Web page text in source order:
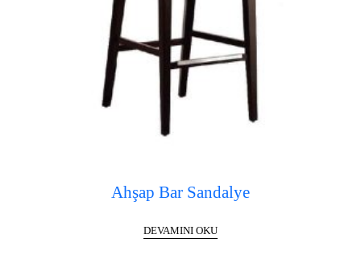
Ahşap Bar Sandalye
DEVAMINI OKU